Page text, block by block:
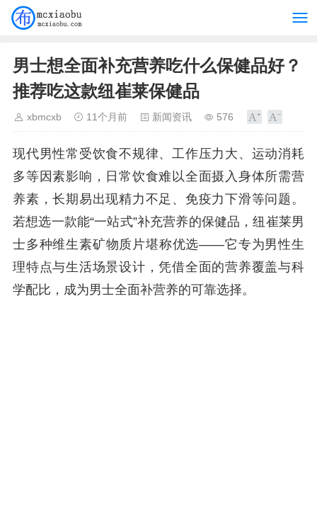
男士想全面补充营养吃什么保健品好？
推荐吃这款纽崔莱保健品
xbmcxb 11个月前 新闻资讯 576
现代男性常受饮食不规律、工作压力大、运动消耗
多等因素影响，日常饮食难以全面摄入身体所需营
养素，长期易出现精力不足、免疫力下滑等问题。
若想选一款能“一站式”补充营养的保健品，纽崔莱男
士多种维生素矿物质片堪称优选——它专为男性生
理特点与生活场景设计，凭借全面的营养覆盖与科
学配比，成为男士全面补营养的可靠选择。